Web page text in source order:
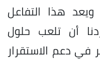
هذا التفاعل
أن تلعب حلول
في دعم الاستقرار